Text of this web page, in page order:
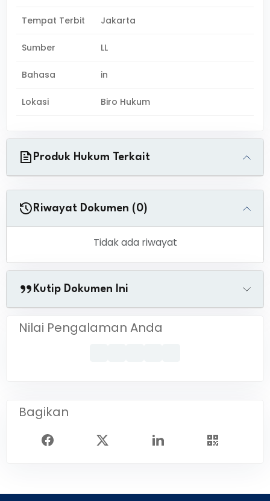
Tempat Terbit Jakarta
Sumber LL
Bahasa in
Lokasi Biro Hukum
Produk Hukum Terkait
Riwayat Dokumen (0)
Tidak ada riwayat
Kutip Dokumen Ini
Nilai Pengalaman Anda
Bagikan